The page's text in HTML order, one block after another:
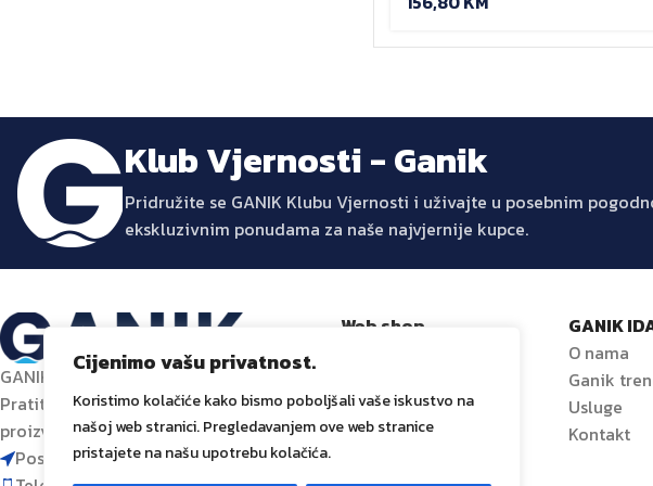
Cijenimo vašu privatnost.
Koristimo kolačiće kako bismo poboljšali vaše iskustvo na
našoj web stranici. Pregledavanjem ove web stranice
pristajete na našu upotrebu kolačića.
Klub Vjernosti - Ganik
Pridružite se GANIK Klubu Vjernosti i uživajte u posebnim
ekskluzivnim ponudama za naše najvjernije kupce.
GANIK – Izvor inovacije za vaš dom.
Pratite nas za najnovije trendove,
proizvode i inspiraciju za uređenje doma.
Poslovni centar 96-2, 72250 Vitez
Web shop
Dostava i plaćanje
Prati narudžbu
GANIK
O nama
Ganik
Usluge
Kontakt